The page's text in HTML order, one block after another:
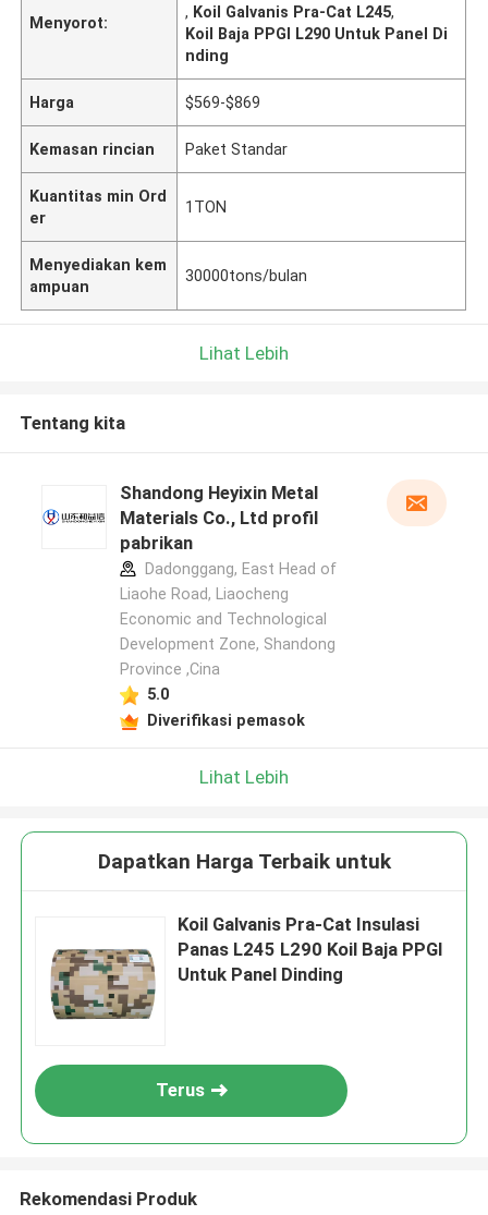
Menyorot:
, Koil Galvanis Pra-Cat L245,
Koil Baja PPGI L290 Untuk Panel Di
nding
Harga $569-$869
Kemasan rincian Paket Standar
Kuantitas min Ord
er
1TON
Menyediakan kem
ampuan
30000tons/bulan
Lihat Lebih
Tentang kita
Shandong Heyixin Metal
Materials Co., Ltd profil
pabrikan
Dadonggang, East Head of
Liaohe Road, Liaocheng
Economic and Technological
Development Zone, Shandong
Province ,Cina
5.0
Diverifikasi pemasok
Lihat Lebih
Dapatkan Harga Terbaik untuk
Koil Galvanis Pra-Cat Insulasi
Panas L245 L290 Koil Baja PPGI
Untuk Panel Dinding
Terus
Rekomendasi Produk